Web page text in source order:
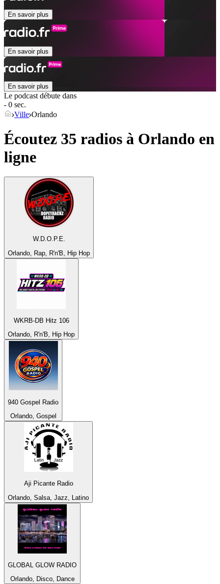
En savoir plus
En savoir plus
En savoir plus
Le podcast débute dans
- 0 sec.
Ville Orlando
Écoutez 35 radios à Orlando en
ligne
W.D.O.P.E.
Orlando, Rap, R'n'B, Hip Hop
WKRB-DB Hitz 106
Orlando, R'n'B, Hip Hop
940 Gospel Radio
Orlando, Gospel
Aji Picante Radio
Orlando, Salsa, Jazz, Latino
GLOBAL GLOW RADIO
Orlando, Disco, Dance